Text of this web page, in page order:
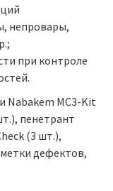
непровары,
при контроле
Nabakem MC3-Kit
пенетрант
(3 шт.),
дефектов,